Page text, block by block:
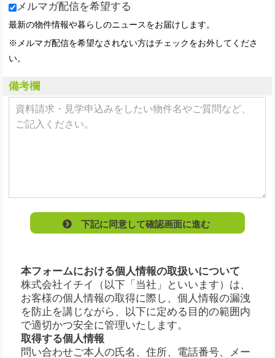
メルマガ配信を希望する
最新の物件情報や暮らしのニュースをお届けします。
※メルマガ配信を希望なされない方はチェックをお外してくださ
い。
備考欄
下記に同意して確認画面に進む
本フォームにおける個人情報の取扱いについて
株式会社イチイ（以下「当社」といいます）は、
お客様の個人情報の取得に際し、個人情報の漏洩
を防止を講じながら、以下に定める目的の範囲内
で適切かつ安全に管理いたします。
取得する個人情報
問い合わせご本人の氏名、住所、電話番号、メー